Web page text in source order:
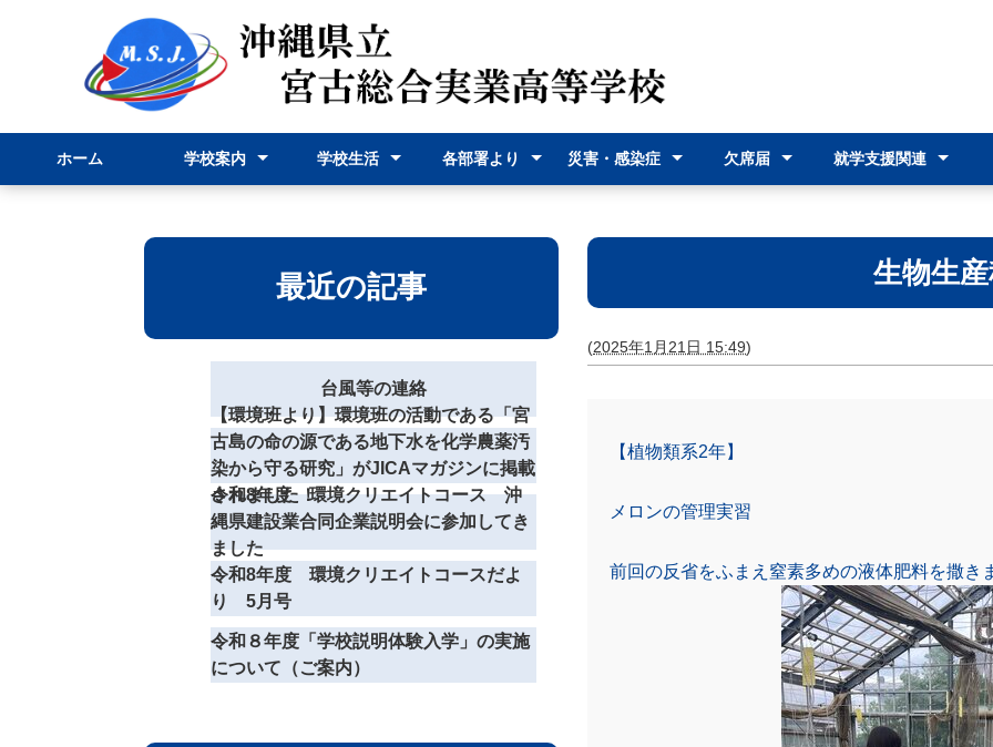
ホーム 学校案内 学校生活 各部署より 災害・感染症 欠席届 就学支援関連
生物生
(2025年1月21日 15:49)
【植物類系2年】
メロンの管理実習
前回の反省をふまえ窒素多めの液体肥料を撒き
最近の記事
台風等の連絡
【環境班より】環境班の活動である「宮
古島の命の源である地下水を化学農薬汚
染から守る研究」がJICAマガジンに掲載
されました！
令和8年度 環境クリエイトコース 沖
縄県建設業合同企業説明会に参加してき
ました
令和8年度 環境クリエイトコースだよ
り 5月号
令和８年度「学校説明体験入学」の実施
について（ご案内）